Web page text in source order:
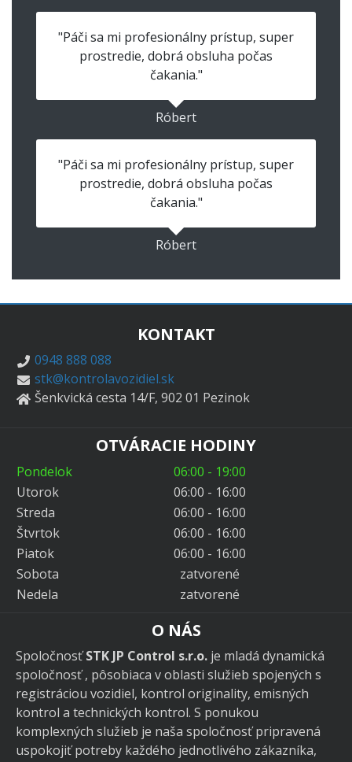
"Páči sa mi profesionálny prístup, super
prostredie, dobrá obsluha počas
čakania."
Róbert
"Páči sa mi profesionálny prístup, super
prostredie, dobrá obsluha počas
čakania."
Róbert
KONTAKT
0948 888 088
stk@kontrolavozidiel.sk
Šenkvická cesta 14/F, 902 01 Pezinok
OTVÁRACIE HODINY
Pondelok
06:00 - 19:00
Utorok
06:00 - 16:00
Streda
06:00 - 16:00
Štvrtok
06:00 - 16:00
Piatok
06:00 - 16:00
Sobota
zatvorené
Nedela
zatvorené
O NÁS
SpoločnosťSTK JP Control s.r.o. je mladá dynamická
spoločnosť , pôsobiaca v oblasti služieb spojených s
registráciou vozidiel, kontrol originality, emisných
kontrol a technických kontrol. S ponukou
komplexných služieb je naša spoločnosť pripravená
uspokojiť potreby každého jednotlivého zákazníka,